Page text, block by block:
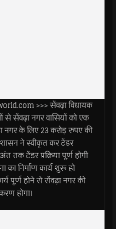
>>> सेंवढ़ा विधायक
से सेंवढ़ा नगर वासियों को एक
नगर के लिए 23 करोड़ रुपए की
ने स्वीकृत कर टेंडर
तक टेंडर प्रक्रिया पूर्ण होगी
का निर्माण कार्य शुरू हो
पूर्ण होने से सेंवढ़ा नगर की
होगा।